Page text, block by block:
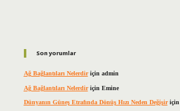
Son yorumlar
Ağ Bağlantıları Nelerdiriçin admin
Ağ Bağlantıları Nelerdiriçin Emine
Dünyanın Güneş Etrafında Dönüş Hızı Neden Değişiriçin